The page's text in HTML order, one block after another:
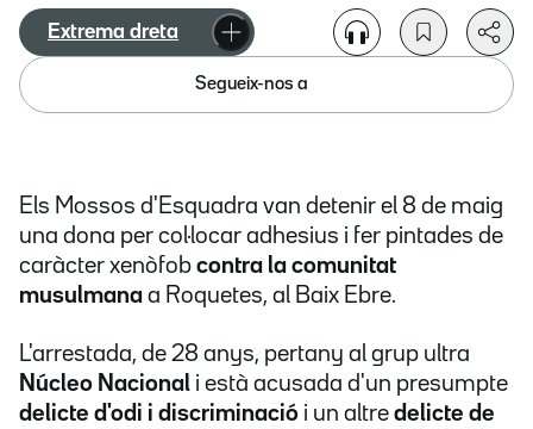
Extrema dreta
Segueix-nos a
Els Mossos d'Esquadra van detenir el 8 de maig
una dona per col·locar adhesius i fer pintades de
caràcter xenòfob contra la comunitat
musulmana a Roquetes, al Baix Ebre.
L'arrestada, de 28 anys, pertany al grup ultra
Núcleo Nacional i està acusada d'un presumpte
delicte d'odi i discriminació i un altre delicte de